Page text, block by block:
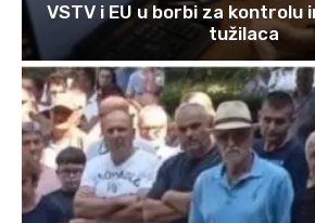
VSTV i EU u borbi za kontrolu
tužilaca